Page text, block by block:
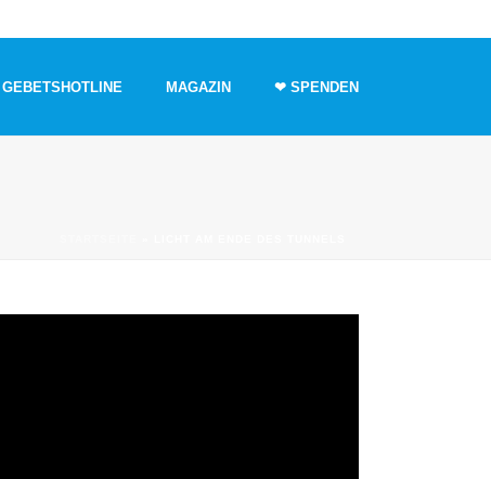
GEBETSHOTLINE MAGAZIN ❤ SPENDEN